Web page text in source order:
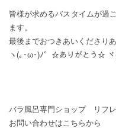
皆様が求めるバスタイムが過
ます。
最後までおつきあいくださり
ヽ(｡･ω･)ﾉ゛☆ありがとう☆
バラ風呂専門ショップ リフ
お問い合わせはこちらから